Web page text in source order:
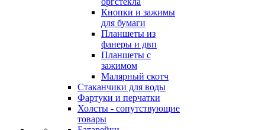
Кнопки и зажимы
для бумаги
Планшеты из
фанеры и двп
Планшеты с
зажимом
Малярный скотч
Стаканчики для воды
Фартуки и перчатки
Холсты - сопутствующие
товары